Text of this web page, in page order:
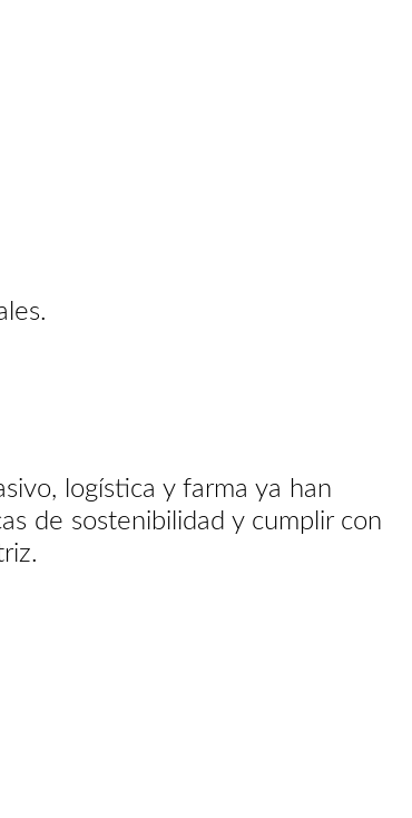
logística y farma ya han
de sostenibilidad y cumplir con